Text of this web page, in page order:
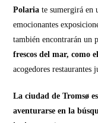
Polariate sumergirá en
emocionantes
también encontrarán un
frescos del mar, como
acogedores restaurantes
La ciudad de Tromsø
aventurarse en la